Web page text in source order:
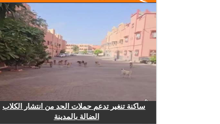
ساكنة تنغير تدعم حملات الحد من انتشار الكلاب
الضالة بالمدينة